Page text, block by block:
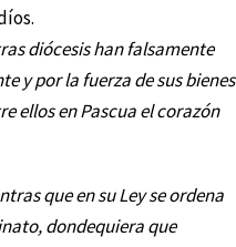
diócesis han falsamente
y por la fuerza de sus bienes
ellos en Pascua el corazón
que en su Ley se ordena
dondequiera que